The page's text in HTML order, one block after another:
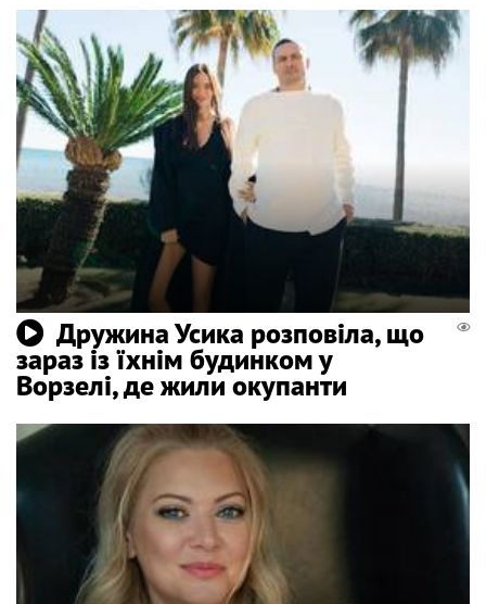
Дружина Усика розповіла, що
зараз із їхнім будинком у
Ворзелі, де жили окупанти